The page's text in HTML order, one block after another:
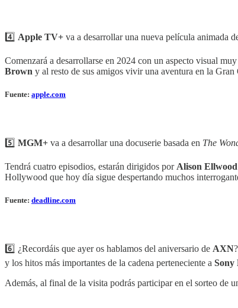
4️⃣ Apple TV+ va a desarrollar una nueva película animada
Comenzará a desarrollarse en 2024 con un aspecto visual
Brown y al resto de sus amigos vivir una aventura en la Gran
Fuente: apple.com
5️⃣ MGM+ va a desarrollar una docuserie basada en The
Tendrá cuatro episodios, estarán dirigidos por Alison Ellwood
Hollywood que hoy día sigue despertando muchos
Fuente: deadline.com
6️⃣ ¿Recordáis que ayer os hablamos del aniversario de AXN
y los hitos más importantes de la cadena perteneciente a Sony
Además, al final de la visita podrás participar en el sorteo de